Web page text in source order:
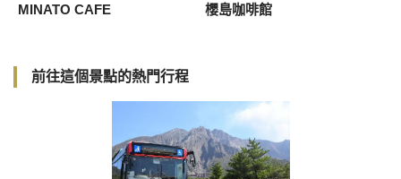
MINATO CAFE 櫻島咖啡館
前往這個景點的熱門行程